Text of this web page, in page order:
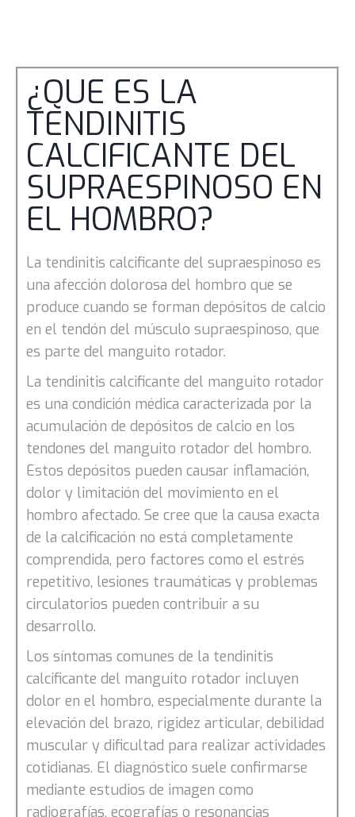
¿QUE ES LA
TENDINITIS
CALCIFICANTE DEL
SUPRAESPINOSO EN
EL HOMBRO?
La tendinitis calcificante del supraespinoso es
una afección dolorosa del hombro que se
produce cuando se forman depósitos de calcio
en el tendón del músculo supraespinoso, que
es parte del manguito rotador.
La tendinitis calcificante del manguito rotador
es una condición médica caracterizada por la
acumulación de depósitos de calcio en los
tendones del manguito rotador del hombro.
Estos depósitos pueden causar inflamación,
dolor y limitación del movimiento en el
hombro afectado. Se cree que la causa exacta
de la calcificación no está completamente
comprendida, pero factores como el estrés
repetitivo, lesiones traumáticas y problemas
circulatorios pueden contribuir a su
desarrollo.
Los síntomas comunes de la tendinitis
calcificante del manguito rotador incluyen
dolor en el hombro, especialmente durante la
elevación del brazo, rigidez articular, debilidad
muscular y dificultad para realizar actividades
cotidianas. El diagnóstico suele confirmarse
mediante estudios de imagen como
radiografías, ecografías o resonancias